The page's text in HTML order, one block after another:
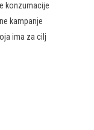
konzumacije
kampanje
ima za cilj